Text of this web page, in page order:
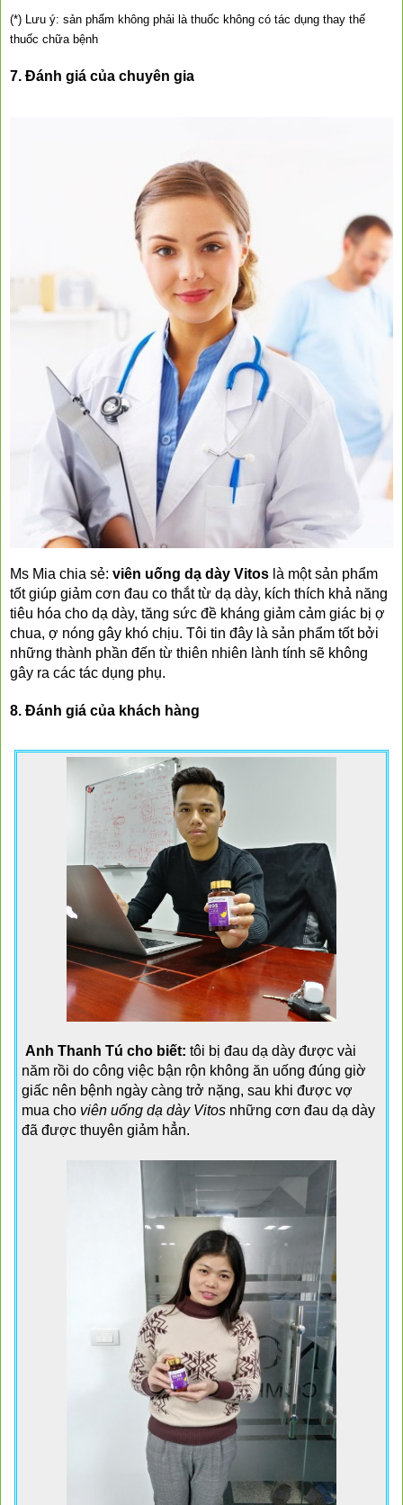
(*) Lưu ý: sản phẩm không phải là thuốc không có tác dụng thay thế
thuốc chữa bệnh
7. Đánh giá của chuyên gia
Ms Mia chia sẻ: viên uống dạ dày Vitos là một sản phẩm
tốt giúp giảm cơn đau co thắt từ dạ dày, kích thích khả năng
tiêu hóa cho dạ dày, tăng sức đề kháng giảm cảm giác bị ợ
chua, ợ nóng gây khó chịu. Tôi tin đây là sản phẩm tốt bởi
những thành phần đến từ thiên nhiên lành tính sẽ không
gây ra các tác dụng phụ.
8. Đánh giá của khách hàng
Anh Thanh Tú cho biết: tôi bị đau dạ dày được vài
năm rồi do công việc bận rộn không ăn uống đúng giờ
giấc nên bệnh ngày càng trở nặng, sau khi được vợ
mua cho viên uống dạ dày Vitos những cơn đau dạ dày
đã được thuyên giảm hẳn.
❅ ❆